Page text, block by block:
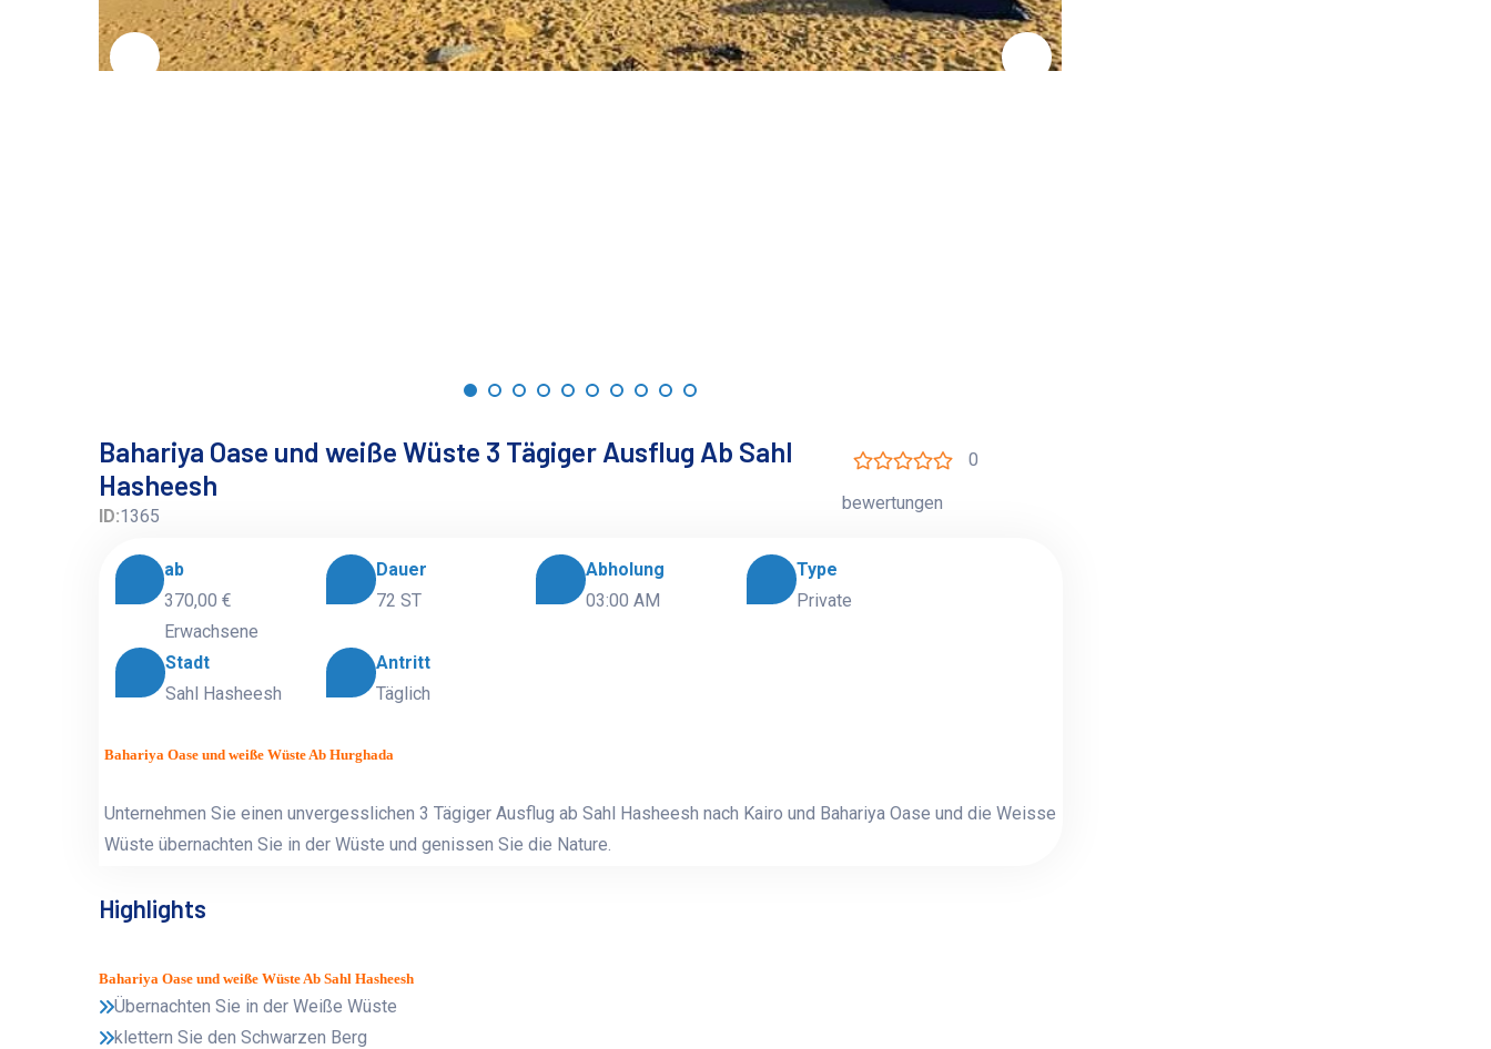
Bahariya Oase und weiße Wüste 3 Tägiger Ausflug Ab Sahl
Hasheesh
ID:1365
0
bewertungen
ab
370,00 €
Erwachsene
Dauer
72 ST
Abholung
03:00 AM
Type
Private
Stadt
Sahl Hasheesh
Antritt
Täglich
Bahariya Oase und weiße Wüste Ab Hurghada
Unternehmen Sie einen unvergesslichen 3 Tägiger Ausflug ab Sahl Hasheesh nach Kairo und Bahariya Oase und die Weisse
Wüste übernachten Sie in der Wüste und genissen Sie die Nature.
Highlights
Bahariya Oase und weiße Wüste Ab Sahl Hasheesh
Übernachten Sie in der Weiße Wüste
klettern Sie den Schwarzen Berg